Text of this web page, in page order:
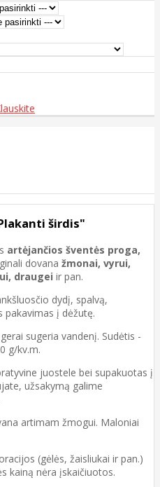
širdis"
artėjančios šventės proga,
dovana žmonai, vyrui,
draugei ir pan.
dydį, spalvą,
pakavimas į dėžutę.
sugeria vandenį. Sudėtis -
g/kv.m.
juostele bei supakuotas į
užsakymą galime
artimam žmogui. Maloniai
(gėlės, žaisliukai ir pan.)
kainą nėra įskaičiuotos.